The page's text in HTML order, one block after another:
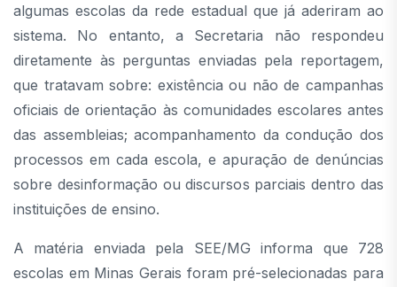
algumas escolas da rede estadual que já aderiram ao
sistema. No entanto, a Secretaria não respondeu
diretamente às perguntas enviadas pela reportagem,
que tratavam sobre: existência ou não de campanhas
oficiais de orientação às comunidades escolares antes
das assembleias; acompanhamento da condução dos
processos em cada escola, e apuração de denúncias
sobre desinformação ou discursos parciais dentro das
instituições de ensino.
A matéria enviada pela SEE/MG informa que 728
escolas em Minas Gerais foram pré-selecionadas para